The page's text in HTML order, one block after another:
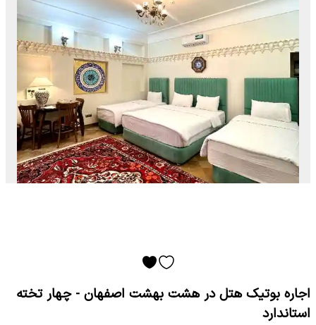
اجاره بوتیک هتل در هشت بهشت اصفهان - چهار تخته
استاندارد